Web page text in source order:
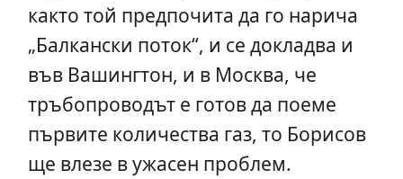
както той предпочита да го нарича
„Балкански поток“, и се докладва и
във Вашингтон, и в Москва, че
тръбопроводът е готов да поеме
първите количества газ, то Борисов
ще влезе в ужасен проблем.